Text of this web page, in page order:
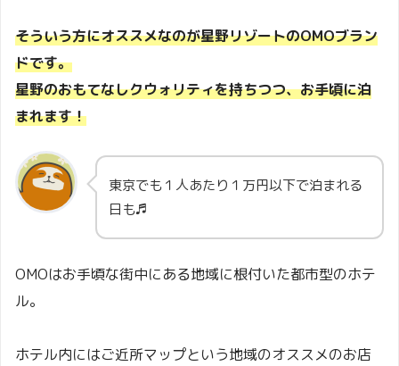
そういう方にオススメなのが星野リゾートのOMOブラン
ドです。
星野のおもてなしクウォリティを持ちつつ、お手頃に泊
まれます！
東京でも１人あたり１万円以下で泊まれる
日も♬
OMOはお手頃な街中にある地域に根付いた都市型のホテ
ル。
ホテル内にはご近所マップという地域のオススメのお店